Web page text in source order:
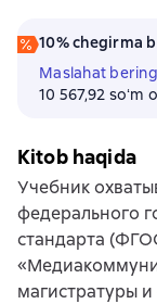
10% chegirma
Maslahat bering
10 567,92 soʻm
Kitob haqida
Учебник
федерального
стандарта
магистратуры